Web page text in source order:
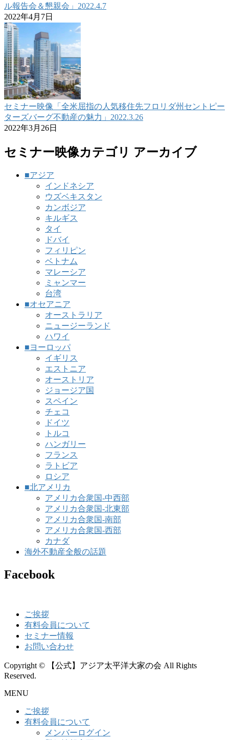
ル報告会＆懇親会」2022.4.7
2022年4月7日
セミナー映像「全米屈指の人気移住先フロリダ州セントピー
ターズバーグ不動産の魅力」2022.3.26
2022年3月26日
セミナー映像カテゴリ アーカイブ
■アジア
インドネシア
ウズベキスタン
カンボジア
キルギス
タイ
ドバイ
フィリピン
ベトナム
マレーシア
ミャンマー
台湾
■オセアニア
オーストラリア
ニュージーランド
ハワイ
■ヨーロッパ
イギリス
エストニア
オーストリア
ジョージア国
スペイン
チェコ
ドイツ
トルコ
ハンガリー
フランス
ラトビア
ロシア
■北アメリカ
アメリカ合衆国-中西部
アメリカ合衆国-北東部
アメリカ合衆国-南部
アメリカ合衆国-西部
カナダ
海外不動産全般の話題
Facebook
ご挨拶
有料会員について
セミナー情報
お問い合わせ
Copyright © 【公式】アジア太平洋大家の会 All Rights
Reserved.
MENU
ご挨拶
有料会員について
メンバーログイン